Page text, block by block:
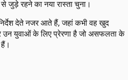
जुड़े रहने का नया रास्ता चुना।
देते नजर आते हैं, जहां कभी वह खुद
युवाओं के लिए प्रेरणा है जो असफलता के